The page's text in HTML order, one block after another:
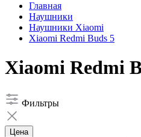
Главная
Наушники
Наушники Xiaomi
Xiaomi Redmi Buds 5
Xiaomi Redmi
Фильтры
Цена